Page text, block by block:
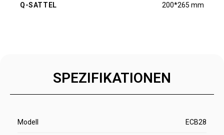
Q-SATTEL 200*265 mm
SPEZIFIKATIONEN
Modell ECB28